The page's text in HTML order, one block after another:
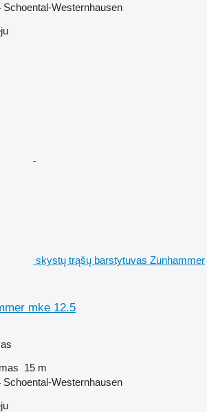
Schoental-Westernhausen
skystų trąšų barstytuvas Zunhammer
mke 12.5
15 m
Schoental-Westernhausen